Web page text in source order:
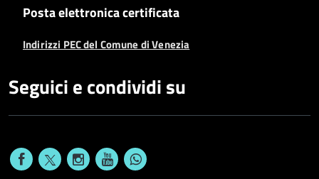
Posta elettronica certificata
Indirizzi PEC del Comune di Venezia
Seguici e condividi su